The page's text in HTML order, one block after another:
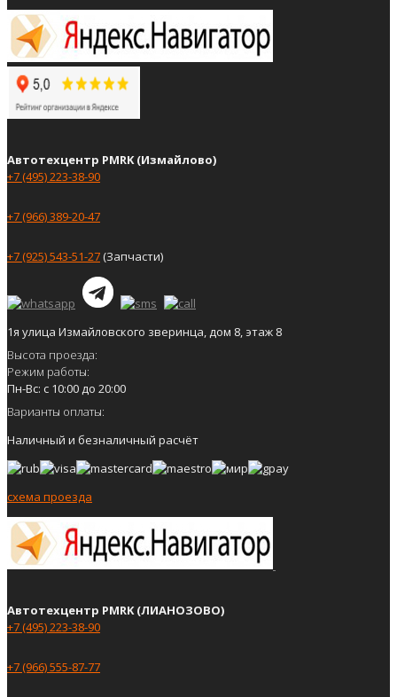
Автотехцентр PMRK (Измайлово)
+7 (495) 223-38-90
+7 (966) 389-20-47
+7 (925) 543-51-27(Запчасти)
1я улица Измайловского зверинца, дом 8, этаж 8
Высота проезда:
Режим работы:
Пн-Вс: с 10:00 до 20:00
Варианты оплаты:
Наличный и безналичный расчёт
схема проезда
Автотехцентр PMRK (ЛИАНОЗОВО)
+7 (495) 223-38-90
+7 (966) 555-87-77